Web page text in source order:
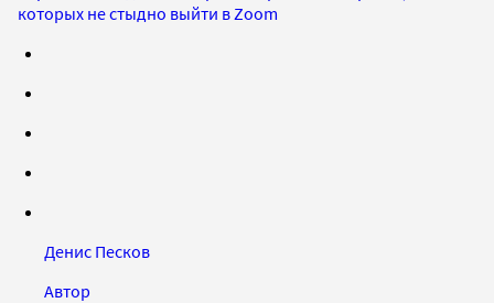
которых не стыдно выйти в Zoom
Денис Песков
Автор